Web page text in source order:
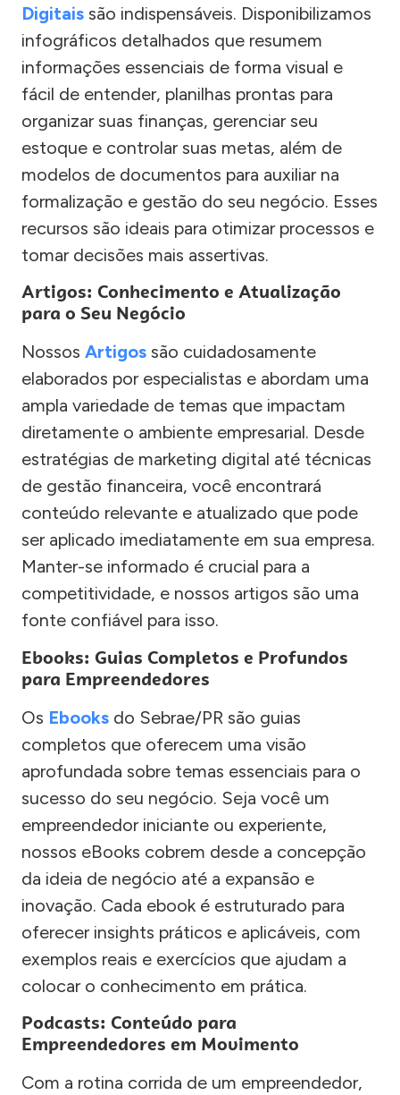
Digitais são indispensáveis. Disponibilizamos
infográficos detalhados que resumem
informações essenciais de forma visual e
fácil de entender, planilhas prontas para
organizar suas finanças, gerenciar seu
estoque e controlar suas metas, além de
modelos de documentos para auxiliar na
formalização e gestão do seu negócio. Esses
recursos são ideais para otimizar processos e
tomar decisões mais assertivas.
Artigos: Conhecimento e Atualização
para o Seu Negócio
Nossos Artigos são cuidadosamente
elaborados por especialistas e abordam uma
ampla variedade de temas que impactam
diretamente o ambiente empresarial. Desde
estratégias de marketing digital até técnicas
de gestão financeira, você encontrará
conteúdo relevante e atualizado que pode
ser aplicado imediatamente em sua empresa.
Manter-se informado é crucial para a
competitividade, e nossos artigos são uma
fonte confiável para isso.
Ebooks: Guias Completos e Profundos
para Empreendedores
Os Ebooks do Sebrae/PR são guias
completos que oferecem uma visão
aprofundada sobre temas essenciais para o
sucesso do seu negócio. Seja você um
empreendedor iniciante ou experiente,
nossos eBooks cobrem desde a concepção
da ideia de negócio até a expansão e
inovação. Cada ebook é estruturado para
oferecer insights práticos e aplicáveis, com
exemplos reais e exercícios que ajudam a
colocar o conhecimento em prática.
Podcasts: Conteúdo para
Empreendedores em Movimento
Com a rotina corrida de um empreendedor,